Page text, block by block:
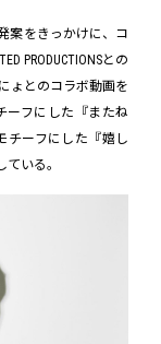
案をきっかけに、コ
PRODUCTIONSとの
ょとのコラボ動画を
ーフにした『またね
チーフにした『嬉し
いる。